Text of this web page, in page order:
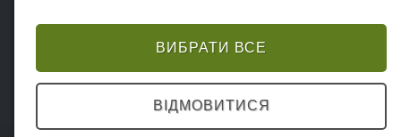
Erkunden Екскурсії
ВИБРАТИ ВСЕ
ВІДМОВИТИСЯ